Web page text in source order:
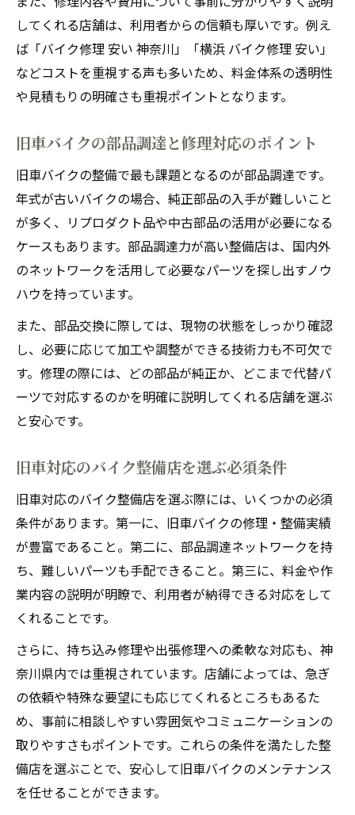
してくれる店舗は、利用者からの信頼も厚いです。例え
ば「バイク修理 安い 神奈川」「横浜 バイク修理 安い」
などコストを重視する声も多いため、料金体系の透明性
や見積もりの明確さも重視ポイントとなります。
旧車バイクの部品調達と修理対応のポイント
旧車バイクの整備で最も課題となるのが部品調達です。
年式が古いバイクの場合、純正部品の入手が難しいこと
が多く、リプロダクト品や中古部品の活用が必要になる
ケースもあります。部品調達力が高い整備店は、国内外
のネットワークを活用して必要なパーツを探し出すノウ
ハウを持っています。
また、部品交換に際しては、現物の状態をしっかり確認
し、必要に応じて加工や調整ができる技術力も不可欠で
す。修理の際には、どの部品が純正か、どこまで代替パ
ーツで対応するのかを明確に説明してくれる店舗を選ぶ
と安心です。
旧車対応のバイク整備店を選ぶ必須条件
旧車対応のバイク整備店を選ぶ際には、いくつかの必須
条件があります。第一に、旧車バイクの修理・整備実績
が豊富であること。第二に、部品調達ネットワークを持
ち、難しいパーツも手配できること。第三に、料金や作
業内容の説明が明瞭で、利用者が納得できる対応をして
くれることです。
さらに、持ち込み修理や出張修理への柔軟な対応も、神
奈川県内では重視されています。店舗によっては、急ぎ
の依頼や特殊な要望にも応じてくれるところもあるた
め、事前に相談しやすい雰囲気やコミュニケーションの
取りやすさもポイントです。これらの条件を満たした整
備店を選ぶことで、安心して旧車バイクのメンテナンス
を任せることができます。